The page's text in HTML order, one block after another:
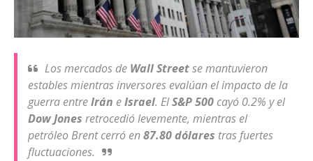
Los mercados de Wall Streetse mantuvieron
estables mientras inversores evalúan el impacto de la
guerra entreIrán eIsrael. ElS&P 500 cayó 0.2% y el
Dow Jones retrocedió levemente, mientras el
petróleo Brent cerró en87.80 dólares tras fuertes
fluctuaciones.